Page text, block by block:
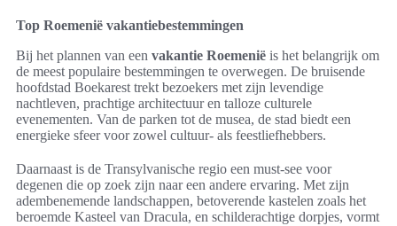
Top Roemenië vakantiebestemmingen
Bij het plannen van een vakantie Roemenië is het belangrijk om
de meest populaire bestemmingen te overwegen. De bruisende
hoofdstad Boekarest trekt bezoekers met zijn levendige
nachtleven, prachtige architectuur en talloze culturele
evenementen. Van de parken tot de musea, de stad biedt een
energieke sfeer voor zowel cultuur- als feestliefhebbers.
Daarnaast is de Transylvanische regio een must-see voor
degenen die op zoek zijn naar een andere ervaring. Met zijn
adembenemende landschappen, betoverende kastelen zoals het
beroemde Kasteel van Dracula, en schilderachtige dorpjes, vormt